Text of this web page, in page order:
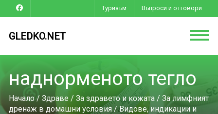
Туризъм Въпроси и отговори
GLEDKO.NET
наднорменото тегло
Начало/ Здраве/ За здравето и кожата/ За лимфният
дренаж в домашни условия/Видове, индикации и